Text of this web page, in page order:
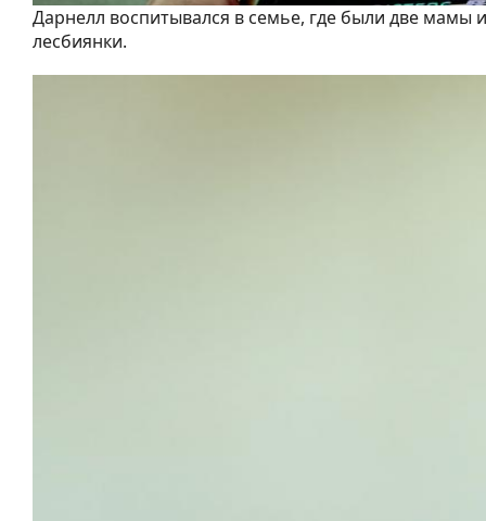
Дарнелл воспитывался в семье, где были две мамы
лесбиянки.